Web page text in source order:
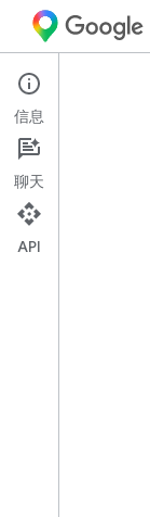
Web Services
指南
信息
聊天
API